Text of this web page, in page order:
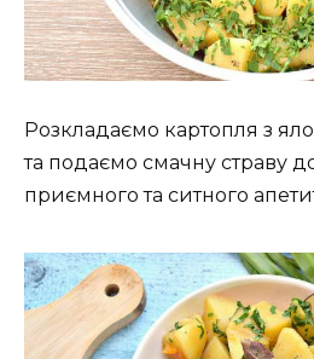
Розкладаємо картопля з
та подаємо смачну страву
приємного та ситного